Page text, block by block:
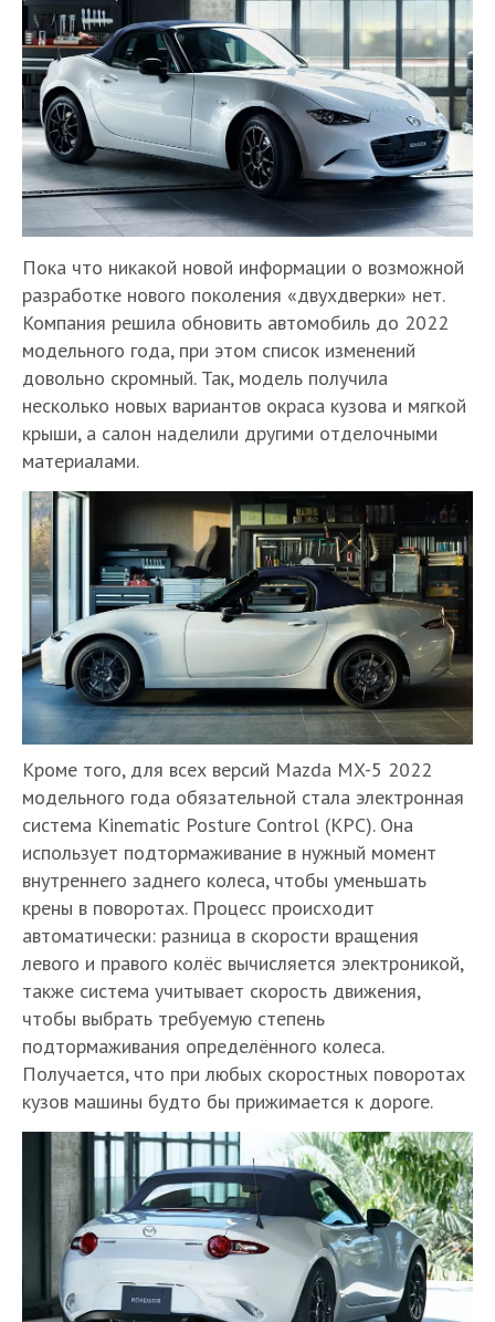
Пока что никакой новой информации о возможной
разработке нового поколения «двухдверки» нет.
Компания решила обновить автомобиль до 2022
модельного года, при этом список изменений
довольно скромный. Так, модель получила
несколько новых вариантов окраса кузова и мягкой
крыши, а салон наделили другими отделочными
материалами.
Кроме того, для всех версий Mazda MX-5 2022
модельного года обязательной стала электронная
система Kinematic Posture Control (KPC). Она
использует подтормаживание в нужный момент
внутреннего заднего колеса, чтобы уменьшать
крены в поворотах. Процесс происходит
автоматически: разница в скорости вращения
левого и правого колёс вычисляется электроникой,
также система учитывает скорость движения,
чтобы выбрать требуемую степень
подтормаживания определённого колеса.
Получается, что при любых скоростных поворотах
кузов машины будто бы прижимается к дороге.